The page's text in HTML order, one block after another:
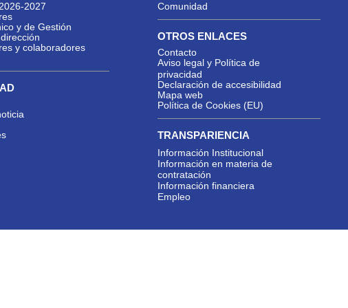
2027
y de Gestión
y colaboradores
Comunidad
OTROS ENLACES
Contacto
Aviso legal y Política de
privacidad
Declaración de accesibilidad
Mapa web
Política de Cookies (EU)
TRANSPARIENCIA
Información Institucional
Información en materia de
contratación
Información financiera
Empleo